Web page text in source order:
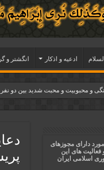
ادعيه و اذكار انگشتر و
و محبوبیت و محبت شدید بین دو
استجابت دعا و آسان شدن کارها و
دارای مجوزهای
فعالیت های این
اسلامی ایران